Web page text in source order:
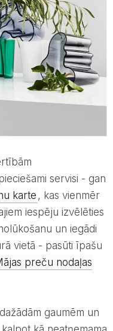
servisi - gan
karte , kas vienmēr
iespēju izvēlēties
un iegādi
vietā - pasūti īpašu
preču nodaļas